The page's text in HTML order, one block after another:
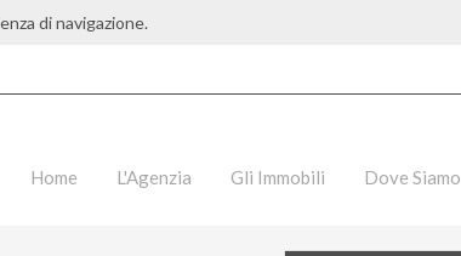
di navigazione.
Home L'Agenzia Gli Immobili Dove Siamo